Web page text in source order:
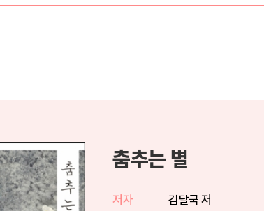
춤추는 별
저자
김달국 저